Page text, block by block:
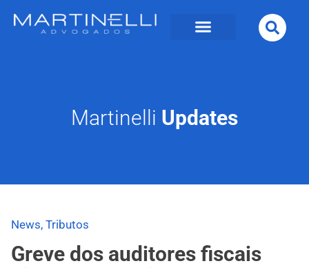
Martinelli Updates
News, Tributos
Greve dos auditores fiscais